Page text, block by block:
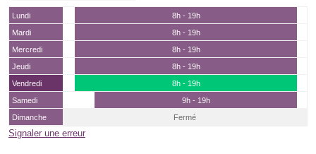
Lundi
8h - 19h
Mardi
8h - 19h
Mercredi
8h - 19h
Jeudi
8h - 19h
Vendredi
8h - 19h
Samedi
9h - 19h
Dimanche
Fermé
Signaler une erreur